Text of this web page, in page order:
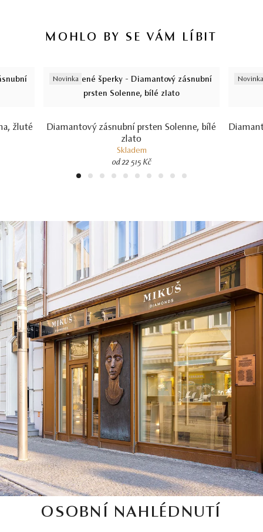
MOHLO BY SE VÁM LÍBIT
žluté
Novinka
Diamantový zásnubní prsten Solenne, bílé
zlato
Skladem
od 22 515 Kč
Novinka
1 2 3 4 5 6 7 8 9 10
OSOBNÍ NAHLÉDNUTÍ